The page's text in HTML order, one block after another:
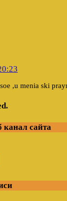
,u menia ski
сайта